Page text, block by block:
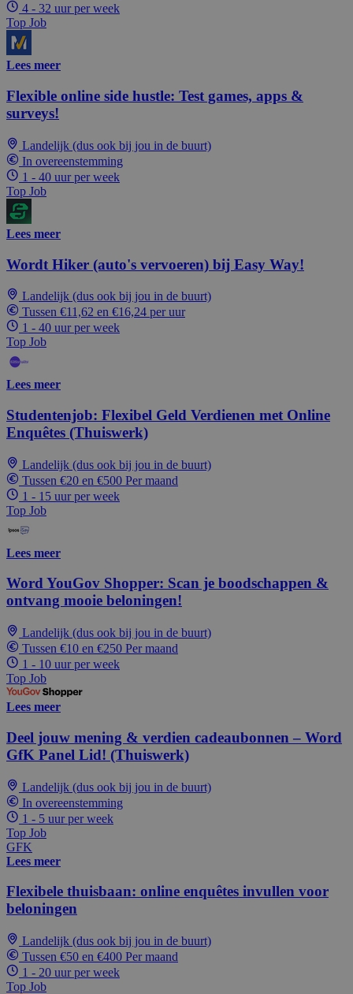
4 - 32 uur per week
Top Job
Lees meer
Flexible online side hustle: Test games, apps &
surveys!
Landelijk (dus ook bij jou in de buurt)
In overeenstemming
1 - 40 uur per week
Top Job
Lees meer
Wordt Hiker (auto's vervoeren) bij Easy Way!
Landelijk (dus ook bij jou in de buurt)
Tussen €11,62 en €16,24 per uur
1 - 40 uur per week
Top Job
Lees meer
Studentenjob: Flexibel Geld Verdienen met Online
Enquêtes (Thuiswerk)
Landelijk (dus ook bij jou in de buurt)
Tussen €20 en €500 Per maand
1 - 15 uur per week
Top Job
Lees meer
Word YouGov Shopper: Scan je boodschappen &
ontvang mooie beloningen!
Landelijk (dus ook bij jou in de buurt)
Tussen €10 en €250 Per maand
1 - 10 uur per week
Top Job
Lees meer
Deel jouw mening & verdien cadeaubonnen – Word
GfK Panel Lid! (Thuiswerk)
Landelijk (dus ook bij jou in de buurt)
In overeenstemming
1 - 5 uur per week
Top Job
GFK
Lees meer
Flexibele thuisbaan: online enquêtes invullen voor
beloningen
Landelijk (dus ook bij jou in de buurt)
Tussen €50 en €400 Per maand
1 - 20 uur per week
Top Job